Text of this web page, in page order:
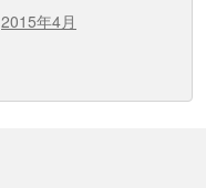
2015年4月